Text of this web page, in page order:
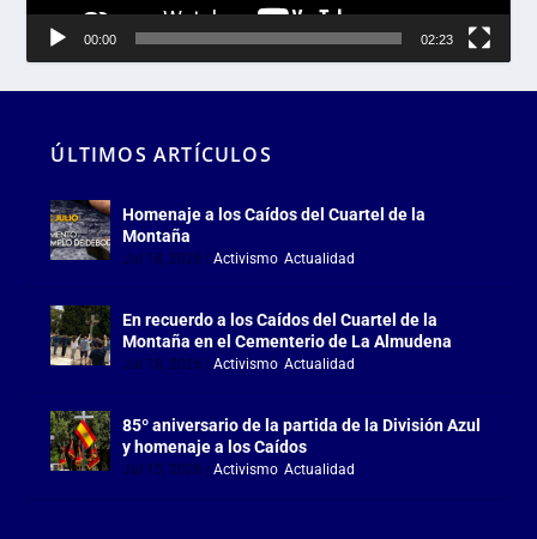
00:00 02:23
ÚLTIMOS ARTÍCULOS
Homenaje a los Caídos del Cuartel de la
Montaña
Jul 18, 2026 |Activismo,Actualidad
En recuerdo a los Caídos del Cuartel de la
Montaña en el Cementerio de La Almudena
Jul 18, 2026 |Activismo,Actualidad
85º aniversario de la partida de la División Azul
y homenaje a los Caídos
Jul 15, 2026 |Activismo,Actualidad